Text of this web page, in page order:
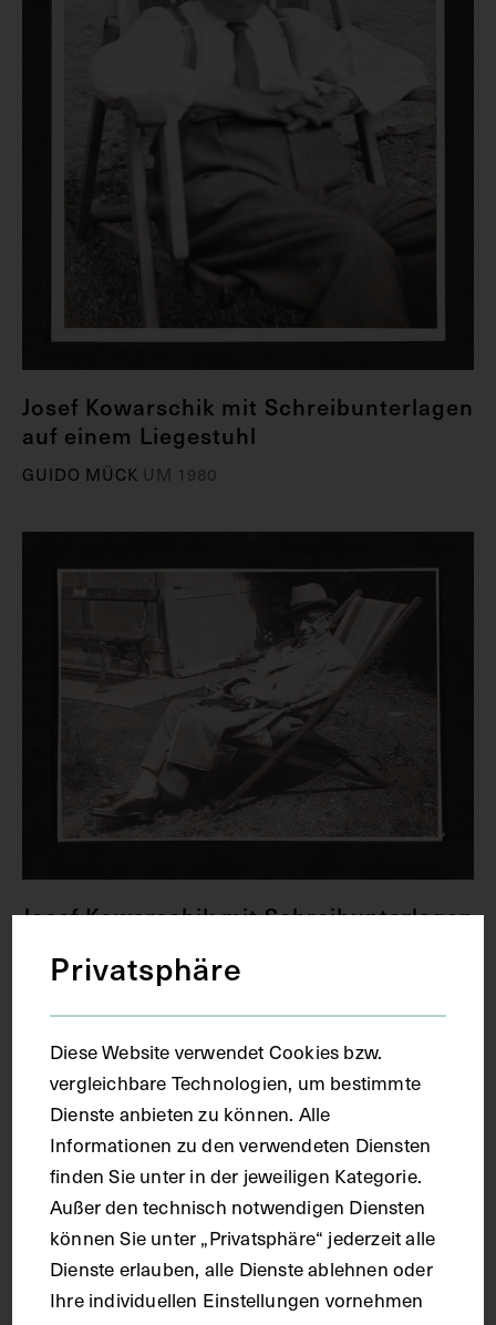
Josef Kowarschik mit Schreibunterlagen
auf einem Liegestuhl
GUIDO MÜCK UM 1980
Josef Kowarschik mit Schreibunterlagen
GUIDO MÜCK1945
Privatsphäre
Diese Website verwendet Cookies bzw.
vergleichbare Technologien, um bestimmte
Dienste anbieten zu können. Alle
Informationen zu den verwendeten Diensten
finden Sie unter in der jeweiligen Kategorie.
Außer den technisch notwendigen Diensten
können Sie unter „Privatsphäre“ jederzeit alle
Dienste erlauben, alle Dienste ablehnen oder
Ihre individuellen Einstellungen vornehmen